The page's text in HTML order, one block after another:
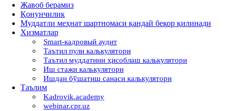
Жавоб берамиз
Қонунчилик
Муддатли меҳнат шартномаси қандай бекор қилинади
Хизматлар
Smart-кадровый аудит
Таътил пули калькулятори
Таътил муддатини ҳисоблаш калькулятори
Иш стажи калькулятори
Ишдан бўшатиш санаси калькулятори
Таълим
Kadrovik.academy
webinar.cpr.uz